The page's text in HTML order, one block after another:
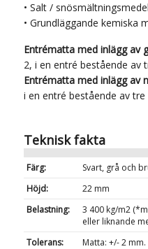
• Salt / snösmältningsmedel
• Grundläggande kemiska
Entrématta med inlägg av
2, i en entré bestående av
Entrématta med inlägg av
i en entré bestående av tre
Teknisk fakta
Färg:
Svart, grå och
Höjd:
22 mm
Belastning:
3 400 kg/m2
eller liknande
Tolerans:
Matta: +/- 2